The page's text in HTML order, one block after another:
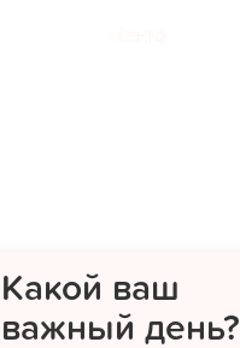
Какой ваш
важный день?